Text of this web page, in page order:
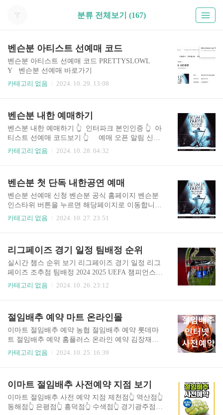
분류 전체보기 (167)
벤슨분 아티스트 선예매 코드
벤슨분 아티스트 선예매 코드 PRETTYSLOWL
Y 벤슨분 선예매 바로가기
카테고리 없음
2024. 10. 29. 13:08
벤슨분 내한 예매하기
벤스분 내한 예매하기 👆️ 인터파크 본인인증 👆️ 아
티스트 선예매 코드보기 👆️ 예매 오픈 알림 신청
👆️ 벤슨분 내한공연 예매하기벤슨 분은 2022년 페
진행된 유튜브 라이브 콘텐츠 ‘전부 노래 잘함’ 영
상은 현재까지 2천만 회가 넘는 조회수를 기록하고
있으며, 2023년에 다시 한국을 찾아 ‘킬링보이
스’와 미발매곡까지 선보인 한강 버스킹을 통해 콘
서트를 방불케 하는 라이브 무대를 선사한 바 있다.
운데 내년 1월 내한 ..
카테고리 없음 2024. 10. 28. 04:32
벤슨분 첫 단독 내한공연 예매
벤슨분 선예매 신청 벤슨분 공식 홈페이지 벤슨분
인스타위 버튼을 누르면 해당페이지로 이동합니
다. 벤슨분 첫 단독 내한공연 (Live Nation Present
2,000원, 지정석 P 154,000원, 지정석 R 110,000원
(VAT 포함, 1인 4매 한정) 예매 일정- 아티스트 선
예매: 2024년 10월 29일 (화) 12:00 PM ~ 14:59 PM-
일반 예매: 2024년 10월 30일 (수) 12:00PM * 휠체
어석은 전화예매로만 예약 가능합니다.
카테고리 없음 2024. 10. 27. 23:51
리그페이즈 경기 일정 팀배정 순위
실시간 챔스 순위 보기 리그페이즈 경기 일정 리그
페이즈 조추점 팀배정 2024 2025 UEFA 챔피언스리
그 UEFA 챔피언스리그 포트 시스템과 리그 페이
습니다. 같은 리그의 팀들이 같은 조에 속하지 않도
록 하며, 지리적 배려도 함께 고려됩니다. 이로 인
해 매 시즌 각기 다른 팀 조합이 형성되어 축구 팬
들에게 새로운 기대감을 선사합니다.
카테고리 없음 2024. 10. 26. 23:12
절임배추 예약 마트 온라인몰
이마트 절임배추 예약 농협 절임배추 예약 롯데마
트 절임배추 예약 홈플러스 온라인 예약 김장재료
준비물 구매 절임배추와 김장 재료 준비물이 빠르
카테고리 없음 2024. 10. 25. 16:39
이마트 절임배추 사전예약 지점 보기
이마트 절임배추 사전 예약 지점 제천점👆️ 역산점👆️
동해점👆️ 은평점👆️ 흥덕점👆️ 수색점👆️ 경기광주점👆️